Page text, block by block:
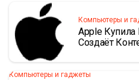
Компьютеры и
Apple
Создаёт
Компьютеры и гаджеты